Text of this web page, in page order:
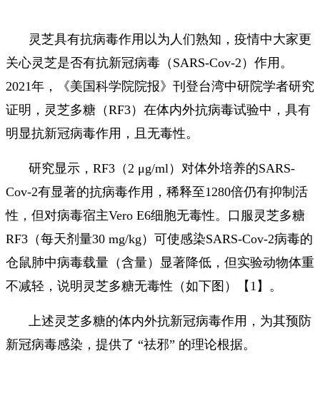
灵芝具有抗病毒作用以为人们熟知，疫情中大家更
关心灵芝是否有抗新冠病毒（SARS-Cov-2）作用。
2021年，《美国科学院院报》刊登台湾中研院学者研究
证明，灵芝多糖（RF3）在体内外抗病毒试验中，具有
明显抗新冠病毒作用，且无毒性。
研究显示，RF3（2 μg/ml）对体外培养的SARS-
Cov-2有显著的抗病毒作用，稀释至1280倍仍有抑制活
性，但对病毒宿主Vero E6细胞无毒性。口服灵芝多糖
RF3（每天剂量30 mg/kg）可使感染SARS-Cov-2病毒的
仓鼠肺中病毒载量（含量）显著降低，但实验动物体重
不减轻，说明灵芝多糖无毒性（如下图）【1】。
上述灵芝多糖的体内外抗新冠病毒作用，为其预防
新冠病毒感染，提供了 “祛邪” 的理论根据。